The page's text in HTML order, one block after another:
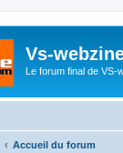
Vs-
Le forum final de VS-
Accueil du forum